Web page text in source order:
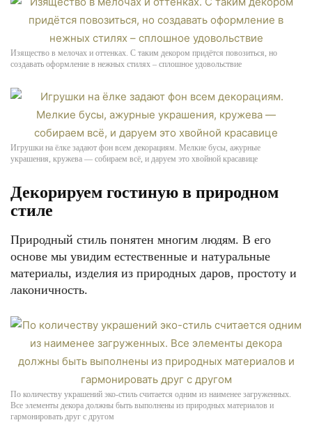
Изящество в мелочах и оттенках. С таким декором придётся повозиться, но
создавать оформление в нежных стилях – сплошное удовольствие
Игрушки на ёлке задают фон всем декорациям. Мелкие бусы, ажурные
украшения, кружева — собираем всё, и даруем это хвойной красавице
Декорируем гостиную в природном
стиле
Природный стиль понятен многим людям. В его
основе мы увидим естественные и натуральные
материалы, изделия из природных даров, простоту и
лаконичность.
По количеству украшений эко-стиль считается одним из наименее загруженных.
Все элементы декора должны быть выполнены из природных материалов и
гармонировать друг с другом